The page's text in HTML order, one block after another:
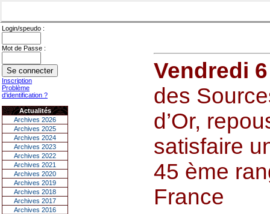
Login/speudo :
Mot de Passe :
Inscription
Problème
d'identification ?
Actualités
Archives 2026
Archives 2025
Archives 2024
Archives 2023
Archives 2022
Archives 2021
Archives 2020
Archives 2019
Archives 2018
Archives 2017
Archives 2016
Vendredi
des
d’Or,
satisfaire
45 ème
France